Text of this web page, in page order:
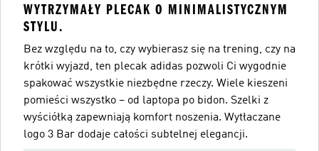
WYTRZYMAŁY PLECAK O MINIMALISTYCZNYM
STYLU.
Bez względu na to, czy wybierasz się na trening, czy na
krótki wyjazd, ten plecak adidas pozwoli Ci wygodnie
spakować wszystkie niezbędne rzeczy. Wiele kieszeni
pomieści wszystko – od laptopa po bidon. Szelki z
wyściółką zapewniają komfort noszenia. Wytłaczane
logo 3 Bar dodaje całości subtelnej elegancji.